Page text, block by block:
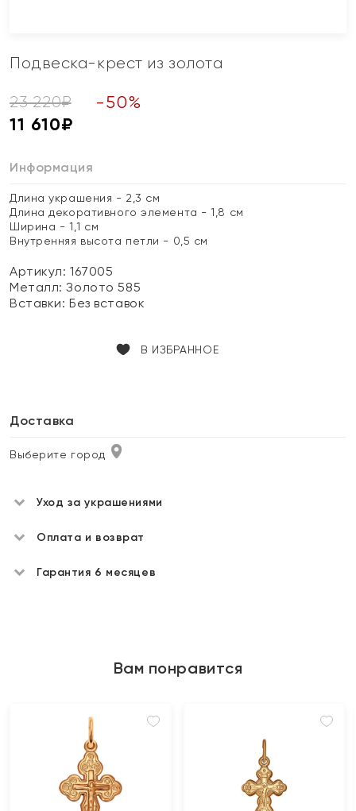
Подвеска-крест из золота
23 220₽ -50%
11 610₽
Информация
Длина украшения - 2,3 см
Длина декоративного элемента - 1,8 см
Ширина - 1,1 см
Внутренняя высота петли - 0,5 см
Артикул: 167005
Металл:Золото 585
Вставки:Без вставок
В ИЗБРАННОЕ
Доставка
Выберите город
Уход за украшениями
Оплата и возврат
Гарантия 6 месяцев
Вам понравится